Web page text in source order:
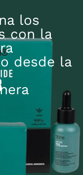
los
con la
desde la